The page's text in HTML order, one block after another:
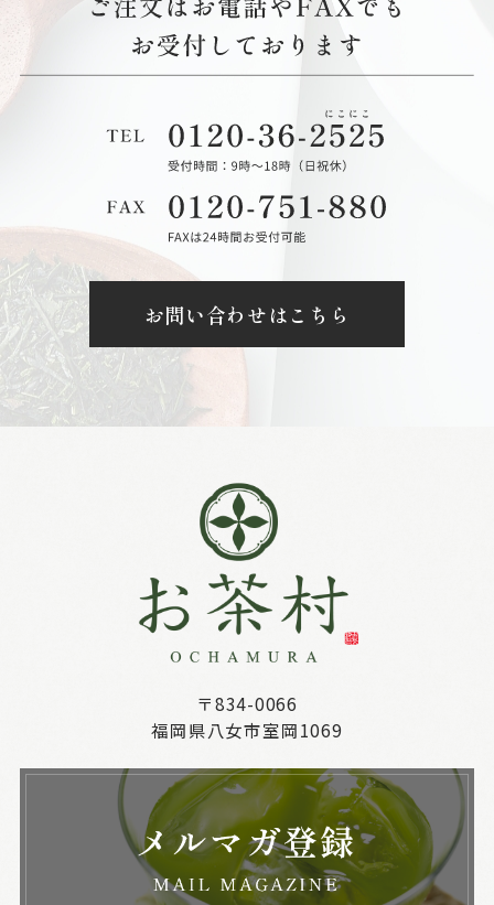
お問い合わせはこちら
〒834-0066
福岡県八女市室岡1069